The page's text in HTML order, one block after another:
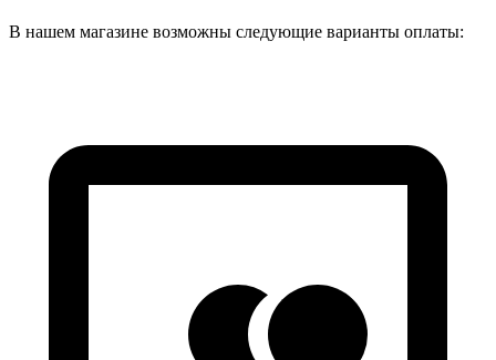
В нашем магазине возможны следующие варианты оплаты: